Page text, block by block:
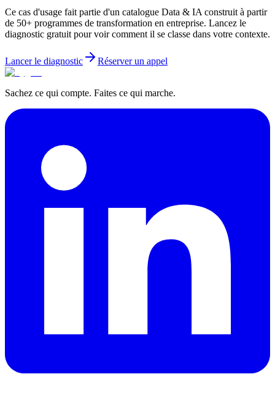
Ce cas d'usage fait partie d'un catalogue Data & IA construit à partir
de 50+ programmes de transformation en entreprise. Lancez le
diagnostic gratuit pour voir comment il se classe dans votre contexte.
Lancer le diagnostic Réserver un appel
Sachez ce qui compte. Faites ce qui marche.